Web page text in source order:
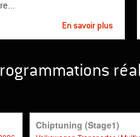
En savoir plus
Chiptuning (stage1)